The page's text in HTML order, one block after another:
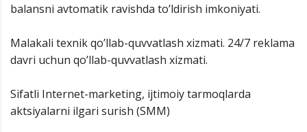
balansni avtomatik ravishda to’ldirish imkoniyati.
Malakali texnik qo’llab-quvvatlash xizmati. 24/7 reklama
davri uchun qo’llab-quvvatlash xizmati.
Sifatli Internet-marketing, ijtimoiy tarmoqlarda
aktsiyalarni ilgari surish (SMM)